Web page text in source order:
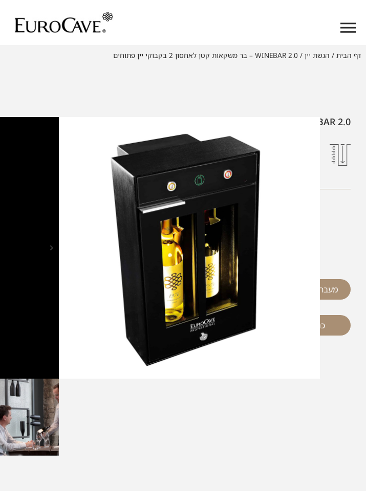
דף הבית / הגשת יין / WINEBAR 2.0 – בר משקאות קטן לאחסון 2 בקבוקי יין פתוחים
WINEBAR 2.0 – בר משקאות קטן לאחסון 2 בקבוקי יין פתוחים
רוחב
31.5 ס"מ
גובה
מעבר למפרט המוצר המלא >>
כתבו לנו